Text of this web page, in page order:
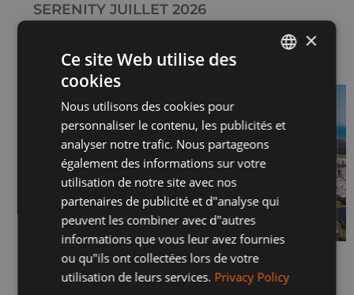
SERENITY JUILLET 2026
15 juillet 2026
SERENITY JUIN 2026 – PHASES I & II
29 juin 2026
×
Ce site Web utilise des
cookies
Nous utilisons des cookies pour
personnaliser le contenu, les publicités et
analyser notre trafic. Nous partageons
également des informations sur votre
utilisation de notre site avec nos
partenaires de publicité et d"analyse qui
peuvent les combiner avec d"autres
informations que vous leur avez fournies
ou qu"ils ont collectées lors de votre
utilisation de leurs services. Privacy Policy